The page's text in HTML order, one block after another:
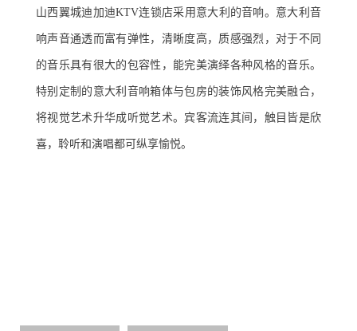
山西翼城迪加迪KTV连锁店采用意大利的音响。意大利音
响声音通透而富有弹性，清晰度高，质感强烈，对于不同
的音乐具有很大的包容性，能完美演绎各种风格的音乐。
特别定制的意大利音响箱体与包房的装饰风格完美融合，
将视觉艺术升华成听觉艺术。宾客流连其间，触目皆是欣
喜，聆听和演唱都可纵享愉悦。